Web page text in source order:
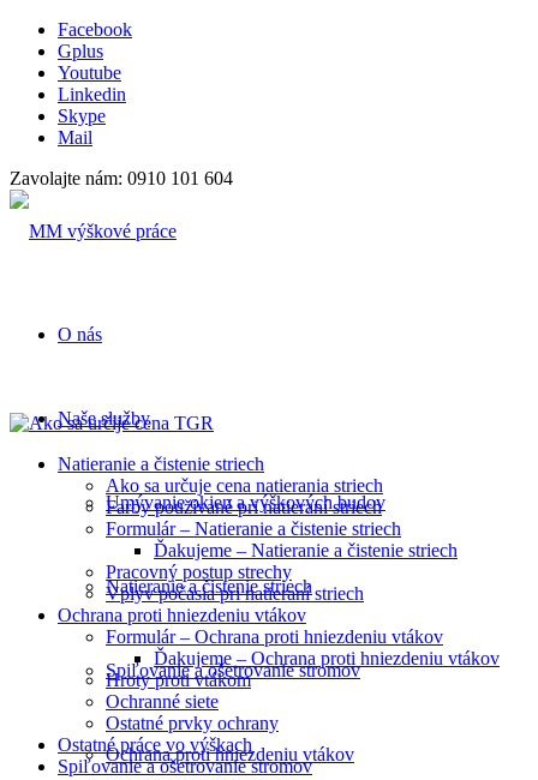
Facebook
Gplus
Youtube
Linkedin
Skype
Mail
Zavolajte nám: 0910 101 604
O nás
Naše služby
Umývanie okien a výškových budov
Natieranie a čistenie striech
Spiľovanie a ošetrovanie stromov
Ochrana proti hniezdeniu vtákov
Natieranie a čistenie striech
Ako sa určuje cena natierania striech
Farby používané pri natieraní striech
Formulár – Natieranie a čistenie striech
Ďakujeme – Natieranie a čistenie striech
Pracovný postup strechy
Vplyv počasia pri natieraní striech
Ochrana proti hniezdeniu vtákov
Formulár – Ochrana proti hniezdeniu vtákov
Ďakujeme – Ochrana proti hniezdeniu vtákov
Hroty proti vtákom
Ochranné siete
Ostatné prvky ochrany
Ostatné práce vo výškach
Spiľovanie a ošetrovanie stromov